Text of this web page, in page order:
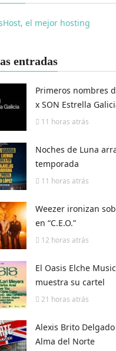
entradas
Primeros nombres
x SON Estrella
11 horas atrás
Noches de Luna
temporada
11 horas atrás
Weezer ironizan
en “C.E.O.”
12 horas atrás
El Oasis Elche
muestra su cartel
21 horas atrás
Alexis Brito
Alma del Norte